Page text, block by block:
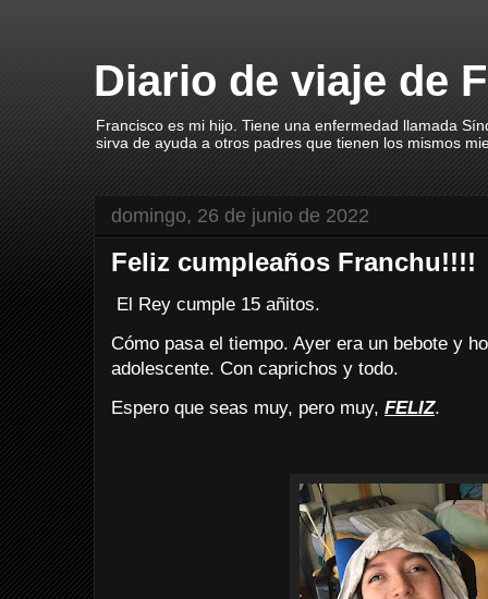
Diario de viaje de
Francisco es mi hijo. Tiene una enfermedad llamada
sirva de ayuda a otros padres que tienen los mismos
domingo, 26 de junio de 2022
Feliz cumpleaños Franchu!!!!
El Rey cumple 15 añitos.
Cómo pasa el tiempo. Ayer era un bebote y
adolescente. Con caprichos y todo.
Espero que seas muy, pero muy, FELIZ.